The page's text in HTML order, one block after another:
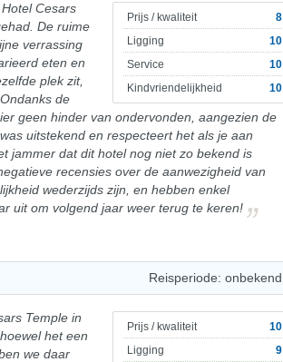
Prijs / kwaliteit
8
Ligging
10
Service
10
Kindvriendelijkheid
10
Cesars
De ruime
verrassing
eten en
plek zit,
de
geen hinder van ondervonden, aangezien de
uitstekend en respecteert het als je aan
jammer dat dit hotel nog niet zo bekend is
recensies over de aanwezigheid van
wederzijds zijn, en hebben enkel
uit om volgend jaar weer terug te keren!
Reisperiode: onbekend
Prijs / kwaliteit
10
Ligging
9
Temple in
het een
we daar